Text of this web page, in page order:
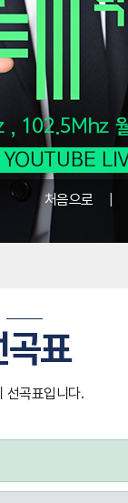
홀 대관기준
견학안내
처음으로
곡표
선곡표입니다.